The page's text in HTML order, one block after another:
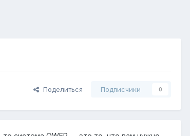
Поделиться Подписчики 0